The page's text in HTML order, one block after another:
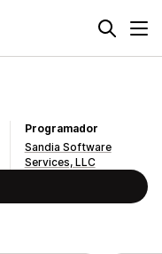
Programador
Sandia Software
Services, LLC